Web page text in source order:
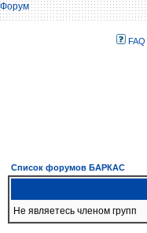
Форум
FAQ
Список форумов БАРКАС
Не являетесь членом групп